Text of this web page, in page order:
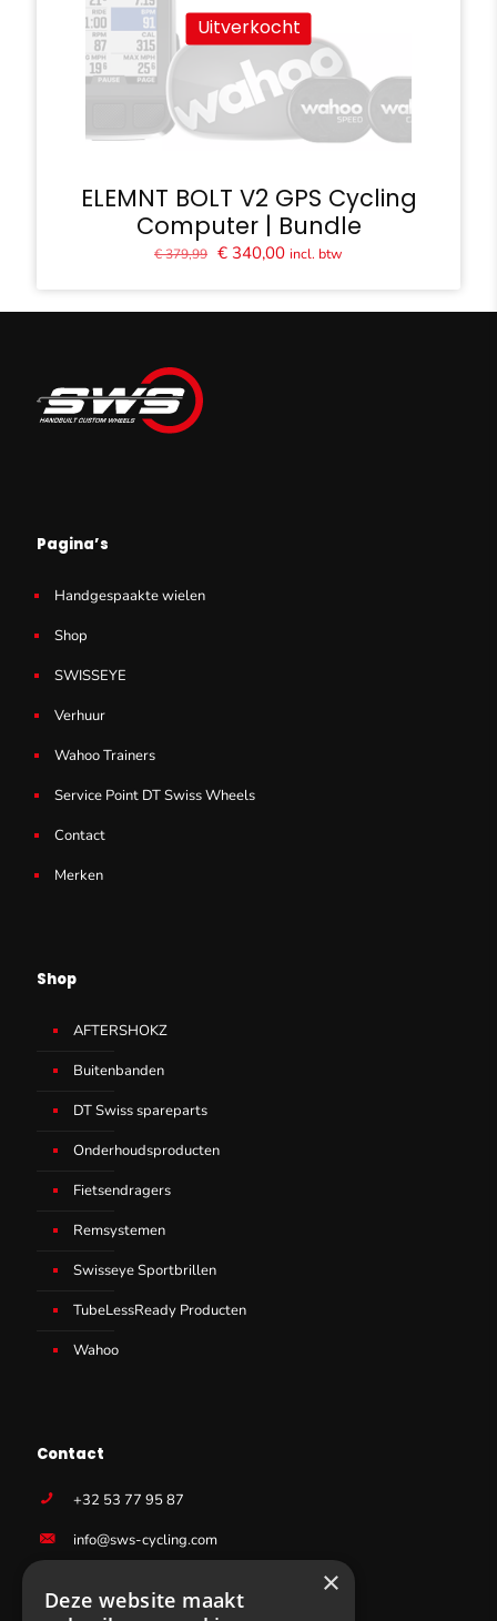
Uitverkocht
ELEMNT BOLT V2 GPS Cycling
Computer | Bundle
€379,99 Oorspronkelijke
€ 379,99.
€ 340,00Huidige
€ 340,00.
incl. btw
Pagina’s
Handgespaakte wielen
Shop
SWISSEYE
Verhuur
Wahoo Trainers
Service Point DT Swiss Wheels
Contact
Merken
Shop
AFTERSHOKZ
Buitenbanden
DT Swiss spareparts
Onderhoudsproducten
Fietsendragers
Remsystemen
Swisseye Sportbrillen
TubeLessReady Producten
Wahoo
Contact
+32 53 77 95 87
info@sws-cycling.com
×
Deze website maakt